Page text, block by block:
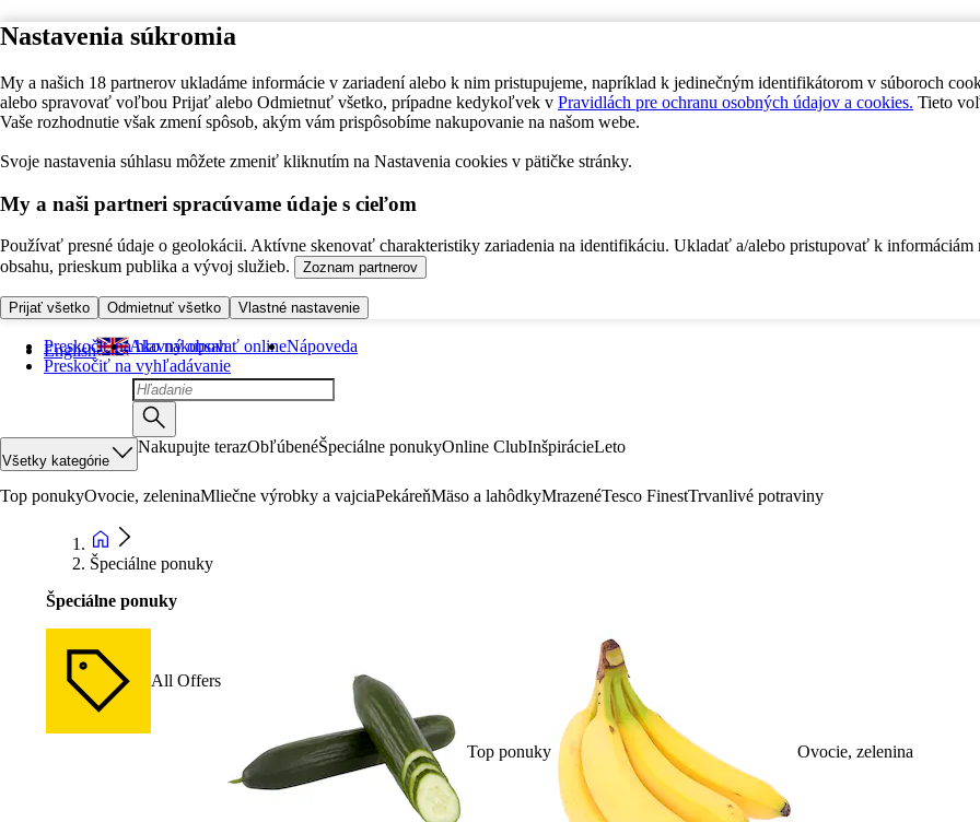
Nastavenia súkromia
My a našich 18 partnerov ukladáme informácie v zariadení alebo k nim pristupujeme, napríklad k jedinečným identifikátorom v súboroch
alebo spravovať voľbou Prijať alebo Odmietnuť všetko, prípadne kedykoľvek v Pravidlách pre ochranu osobných údajov a cookies. Tieto
Vaše rozhodnutie však zmení spôsob, akým vám prispôsobíme nakupovanie na našom webe.
Svoje nastavenia súhlasu môžete zmeniť kliknutím na Nastavenia cookies v pätičke stránky.
My a naši partneri spracúvame údaje s cieľom
Používať presné údaje o geolokácii. Aktívne skenovať charakteristiky zariadenia na identifikáciu. Ukladať a/alebo pristupovať k informáciám
obsahu, prieskum publika a vývoj služieb.
Zoznam partnerov
Prijať všetko Odmietnuť všetko Vlastné nastavenie
Preskočiť na hlavný obsah
Preskočiť na vyhľadávanie
English Ako nakupovať onlineNápoveda
Všetky kategórie
Nakupujte terazObľúbenéŠpeciálne ponukyOnline ClubInšpirácieLeto
Top ponukyOvocie, zeleninaMliečne výrobky a vajciaPekáreňMäso a lahôdkyMrazenéTesco FinestTrvanlivé potraviny
Špeciálne ponuky
Špeciálne ponuky
All Offers
Top ponuky Ovocie, zelenina